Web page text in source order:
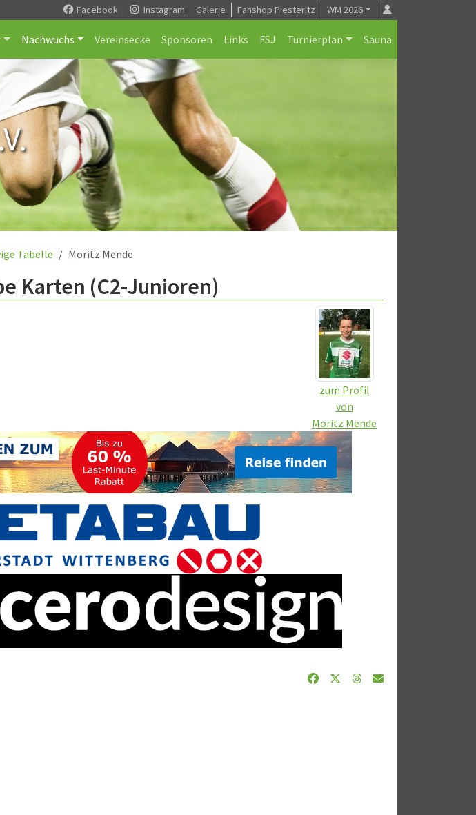
Facebook Instagram Galerie Fanshop Piesteritz WM 2026
Nachwuchs Vereinsecke Sponsoren Links FSJ Turnierplan Sauna
Tabelle Moritz Mende
Karten (C2-Junioren)
zum Profil
von
Moritz Mende